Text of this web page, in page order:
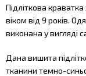
Підліткова
віком від 9 років.
виконана у вигляді
Дана вишита
тканини темно-